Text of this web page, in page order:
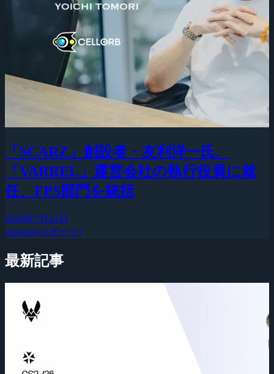
「SCARZ」創設者・友利洋一氏、
「VARREL」運営会社の執行役員に就
任、FPS部門を統括
2026年7月22日
esports(eスポーツ)
最新記事